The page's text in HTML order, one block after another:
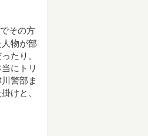
その方
物が部
たり。
にトリ
警部ま
けと、